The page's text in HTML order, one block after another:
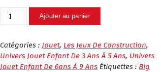
Quantité
Blocks
–
Jeu
Ajouter au panier
Catégories : Jouet, Les Jeux De Construction,
Univers Jouet Enfant De 3 Ans À 5 Ans, Univers
Jouet Enfant De 6ans À 9 Ans Étiquettes : Big